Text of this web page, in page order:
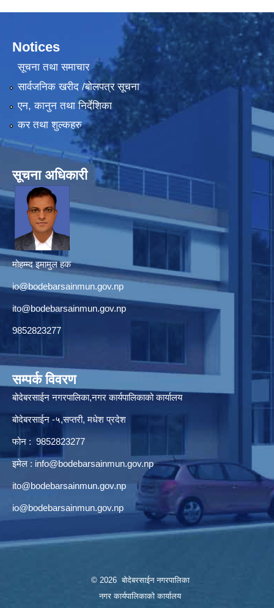
Notices
सूचना तथा समाचार
सार्वजनिक खरीद /बोलपत्र सूचना
एन, कानुन तथा निर्देशिका
कर तथा शुल्कहरु
सूचना अधिकारी
मोहम्म्द इमामुल हक
io@bodebarsainmun.gov.np
ito@bodebarsainmun.gov.np
9852823277
सम्पर्क विवरण
बोदेबरसाईन नगरपालिका,नगर कार्यपालिकाको कार्यालय
बोदेबरसाईन -५,सप्तरी, मधेश प्रदेश
फोन : 9852823277
इमेल : info@bodebarsainmun.gov.np
ito@bodebarsainmun.gov.np
io@bodebarsainmun.gov.np
© 2026 बोदेबरसाईन नगरपालिका
नगर कार्यपालिकाको कार्यालय